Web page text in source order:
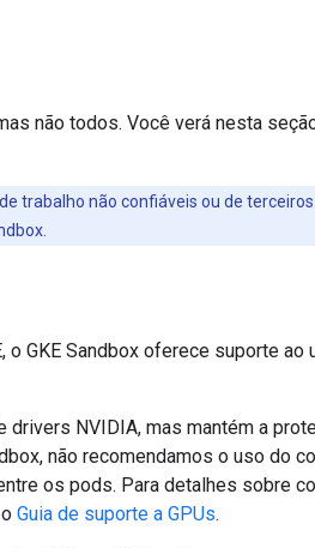
não todos. Você verá nesta
trabalho não confiáveis ou de
GKE Sandbox oferece suporte ao
drivers NVIDIA, mas mantém a
não recomendamos o uso do
os pods. Para detalhes sobre
Guia de suporte a GPUs.